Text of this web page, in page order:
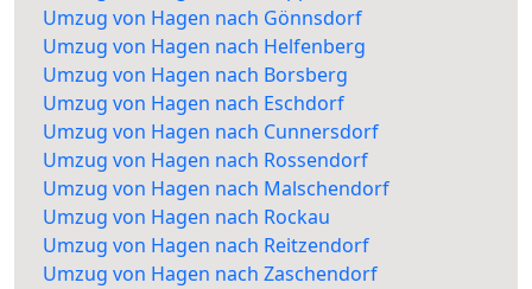
Umzug von Hagen nach Gönnsdorf
Umzug von Hagen nach Helfenberg
Umzug von Hagen nach Borsberg
Umzug von Hagen nach Eschdorf
Umzug von Hagen nach Cunnersdorf
Umzug von Hagen nach Rossendorf
Umzug von Hagen nach Malschendorf
Umzug von Hagen nach Rockau
Umzug von Hagen nach Reitzendorf
Umzug von Hagen nach Zaschendorf